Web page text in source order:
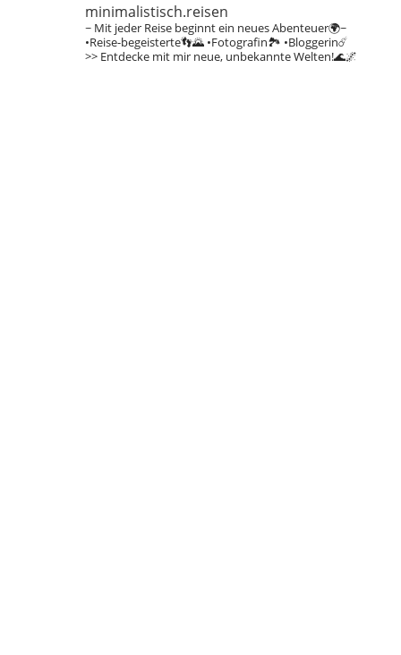
minimalistisch.reisen
~ Mit jeder Reise beginnt ein neues Abenteuer🌍~
•Reise-begeisterte👣🌄•Fotografin🏞️ •Bloggerin☄️
>> Entdecke mit mir neue, unbekannte Welten!🌊🌌